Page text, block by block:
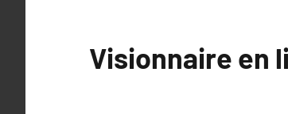
Visionnaire en